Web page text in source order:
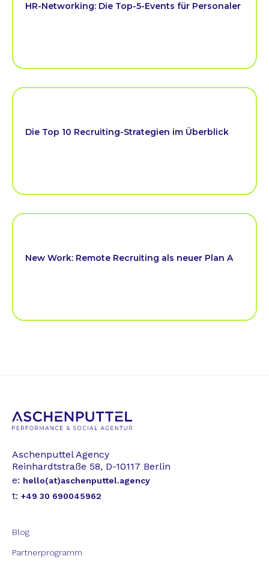
HR-Networking: Die Top-5-Events für Personaler
Die Top 10 Recruiting-Strategien im Überblick
New Work: Remote Recruiting als neuer Plan A
Aschenputtel Agency
Reinhardtstraße 58, D-10117 Berlin
e: hello(at)aschenputtel.agency
t: +49 30 690045962
Blog
Partnerprogramm